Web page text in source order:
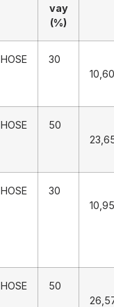
vay
(%)
HOSE
30
HOSE
50
HOSE
30
HOSE
50